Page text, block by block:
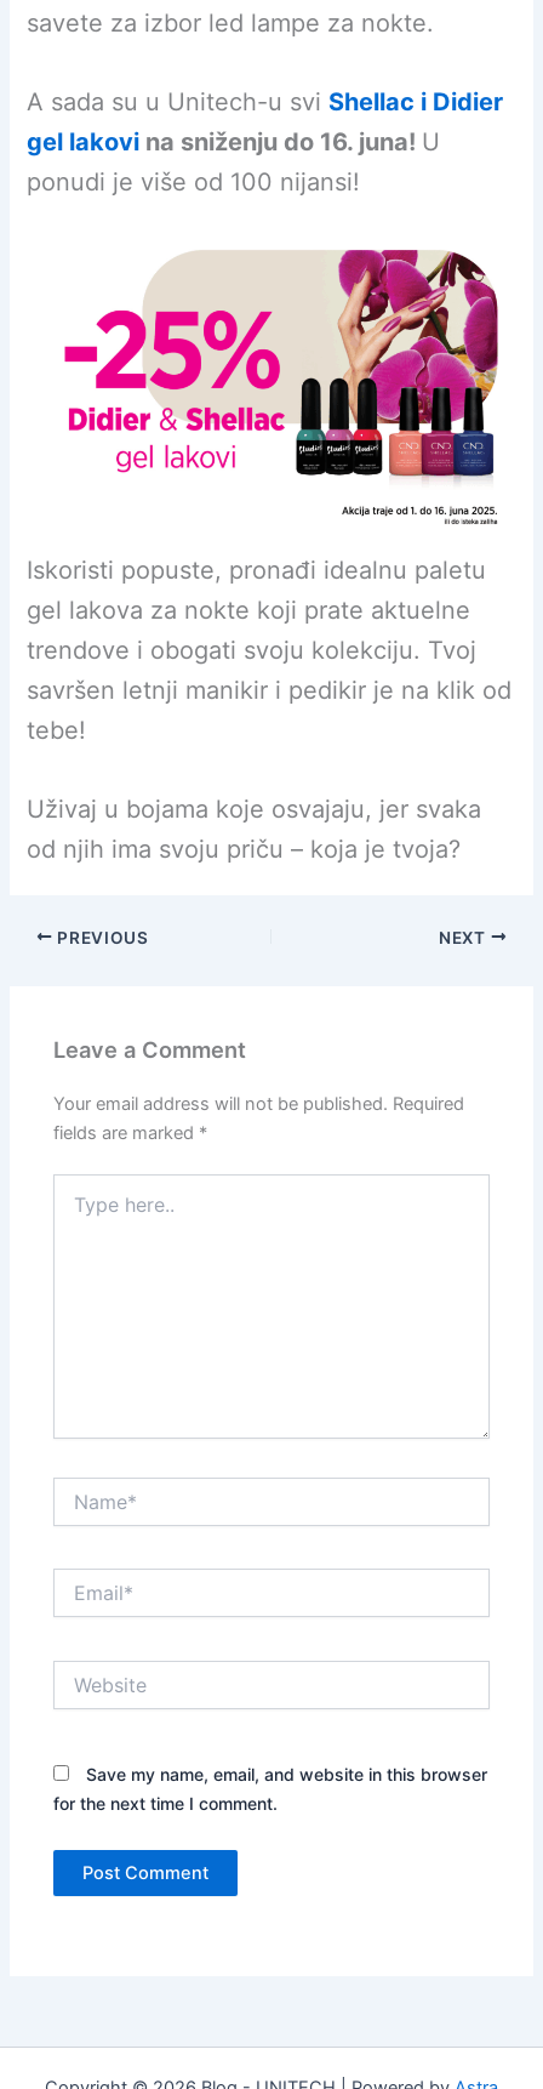
savete za izbor led lampe za nokte.
A sada su u Unitech-u svi Shellac i Didier
gel lakovi na sniženju do 16. juna! U
ponudi je više od 100 nijansi!
Iskoristi popuste, pronađi idealnu paletu
gel lakova za nokte koji prate aktuelne
trendove i obogati svoju kolekciju. Tvoj
savršen letnji manikir i pedikir je na klik od
tebe!
Uživaj u bojama koje osvajaju, jer svaka
od njih ima svoju priču – koja je tvoja?
PREVIOUS NEXT
Leave a Comment
Your email address will not be published. Required
fields are marked *
here..
Save my name, email, and website in this browser
for the next time I comment.